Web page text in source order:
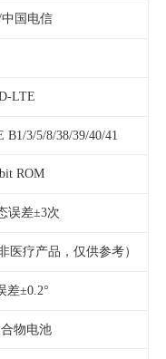
国电信
LTE
B1/3/5/8/38/39/40/41
ROM
误差±3次
医疗产品，仅供参考）
差±0.2°
物电池